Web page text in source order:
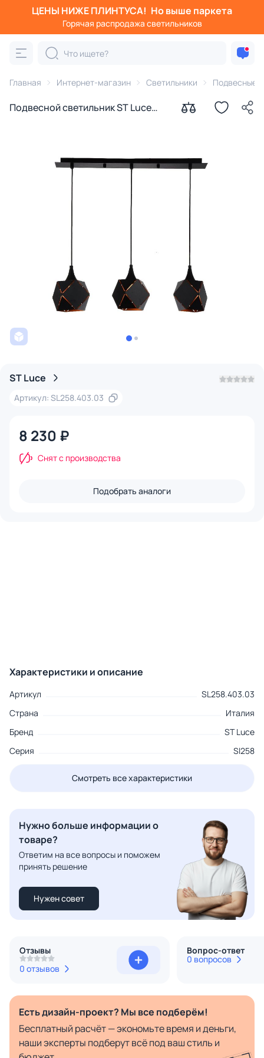
ЦЕНЫ НИЖЕ ПЛИНТУСА! Но выше паркета
Горячая распродажа светильников
Главная Интернет-магазин Светильники Подвесные
Подвесной светильник ST Luce
ST Luce
Артикул: SL258.403.03
8 230 ₽
Снят с производства
Подобрать аналоги
Характеристики и описание
Артикул
SL258.403.03
Страна
Италия
Бренд
ST Luce
Серия
Sl258
Смотреть все характеристики
Нужно больше информации о
товаре?
Ответим на все вопросы и поможем
принять решение
Нужен совет
Отзывы
0 отзывов
Вопрос-ответ
0 вопросов
Есть дизайн-проект? Мы все подберём!
Бесплатный расчёт — экономьте время и деньги,
наши эксперты подберут всё под ваш стиль и